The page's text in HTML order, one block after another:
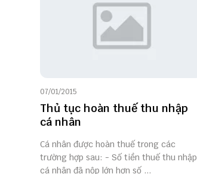
07/01/2015
Thủ tục hoàn thuế thu nhập
cá nhân
Cá nhân được hoàn thuế trong các
trường hợp sau: - Số tiền thuế thu nhập
cá nhân đã nộp lớn hơn số ...